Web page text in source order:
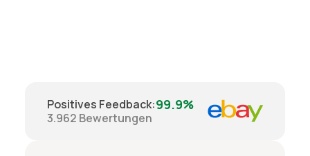
Positives Feedback:99.9%
3.962 Bewertungen